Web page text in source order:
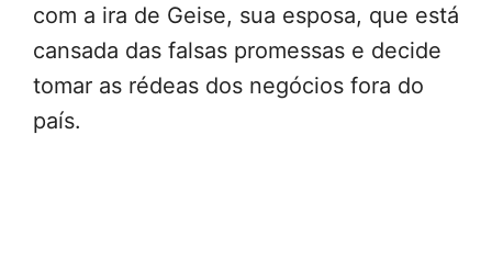
com a ira de Geise, sua esposa, que está
cansada das falsas promessas e decide
tomar as rédeas dos negócios fora do
país.